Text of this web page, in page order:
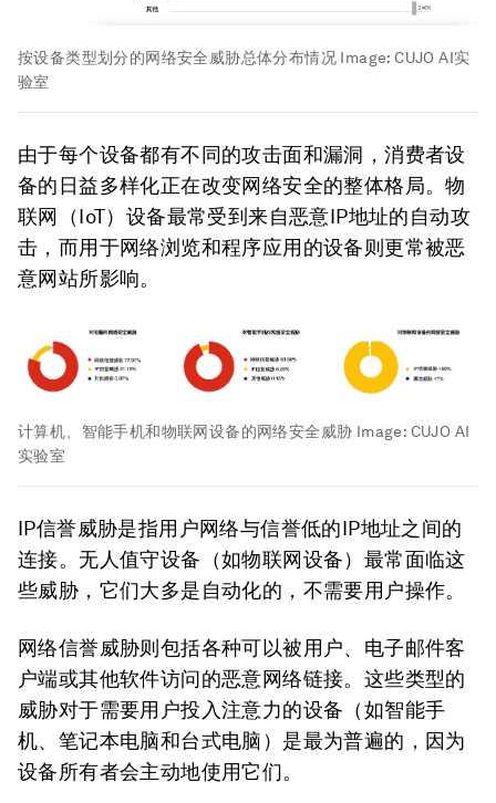
按设备类型划分的网络安全威胁总体分布情况 Image:CUJO AI实
验室
由于每个设备都有不同的攻击面和漏洞，消费者设
备的日益多样化正在改变网络安全的整体格局。物
联网（IoT）设备最常受到来自恶意IP地址的自动攻
击，而用于网络浏览和程序应用的设备则更常被恶
意网站所影响。
计算机、智能手机和物联网设备的网络安全威胁 Image: CUJO AI
实验室
IP信誉威胁是指用户网络与信誉低的IP地址之间的
连接。无人值守设备（如物联网设备）最常面临这
些威胁，它们大多是自动化的，不需要用户操作。
网络信誉威胁则包括各种可以被用户、电子邮件客
户端或其他软件访问的恶意网络链接。这些类型的
威胁对于需要用户投入注意力的设备（如智能手
机、笔记本电脑和台式电脑）是最为普遍的，因为
设备所有者会主动地使用它们。